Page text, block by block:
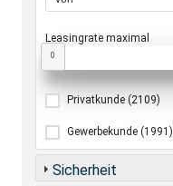
Leasingrate maximal
0
Privatkunde (2109)
Gewerbekunde (1991)
Sicherheit